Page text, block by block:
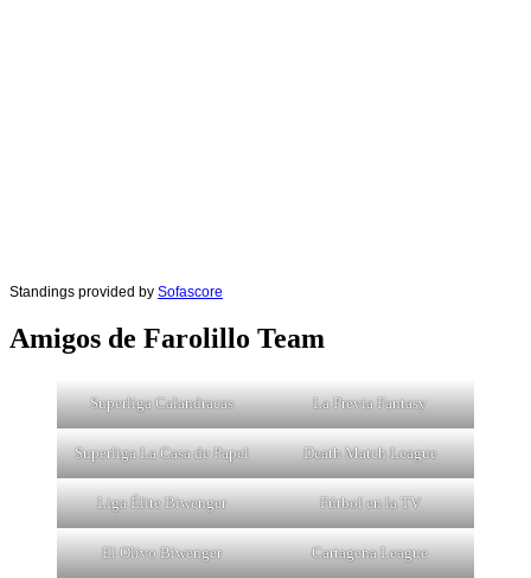
Standings provided by Sofascore
Amigos de Farolillo Team
Superliga Calandracas La Previa Fantasy
Superliga La Casa de Papel Death Match League
Liga Élite Biwenger Fútbol en la TV
El Olivo Biwenger Cartagena League